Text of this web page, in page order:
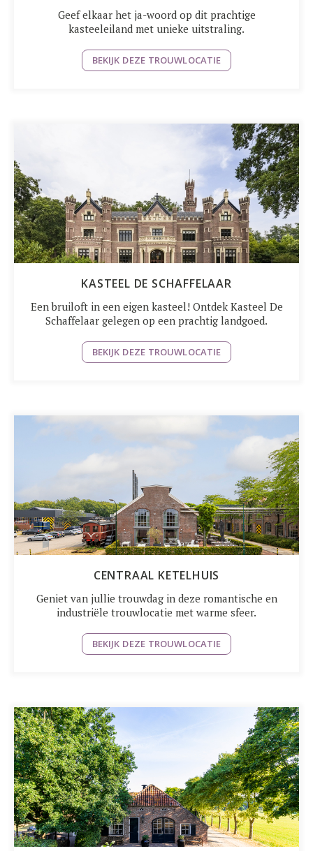
Geef elkaar het ja-woord op dit prachtige
kasteeleiland met unieke uitstraling.
BEKIJK DEZE TROUWLOCATIE
KASTEEL DE SCHAFFELAAR
Een bruiloft in een eigen kasteel! Ontdek Kasteel De
Schaffelaar gelegen op een prachtig landgoed.
BEKIJK DEZE TROUWLOCATIE
CENTRAAL KETELHUIS
Geniet van jullie trouwdag in deze romantische en
industriële trouwlocatie met warme sfeer.
BEKIJK DEZE TROUWLOCATIE